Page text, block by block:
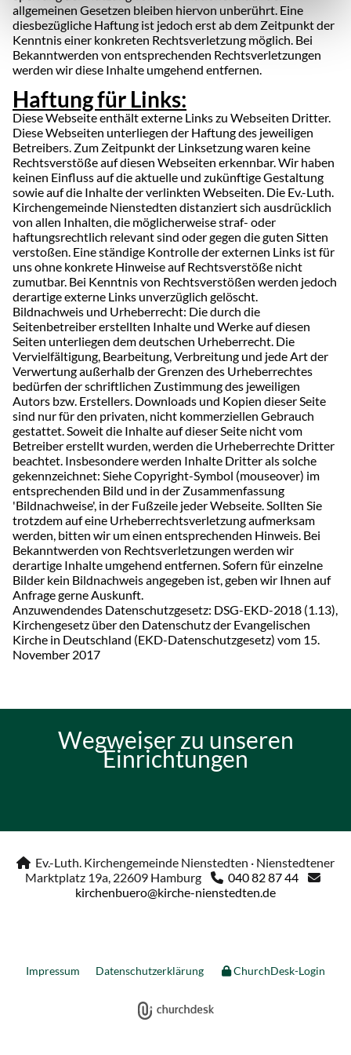
allgemeinen Gesetzen bleiben hiervon unberührt. Eine
diesbezügliche Haftung ist jedoch erst ab dem Zeitpunkt der
Kenntnis einer konkreten Rechtsverletzung möglich. Bei
Bekanntwerden von entsprechenden Rechtsverletzungen
werden wir diese Inhalte umgehend entfernen.
Haftung für Links:
Diese Webseite enthält externe Links zu Webseiten Dritter.
Diese Webseiten unterliegen der Haftung des jeweiligen
Betreibers. Zum Zeitpunkt der Linksetzung waren keine
Rechtsverstöße auf diesen Webseiten erkennbar. Wir haben
keinen Einfluss auf die aktuelle und zukünftige Gestaltung
sowie auf die Inhalte der verlinkten Webseiten. Die Ev.-Luth.
Kirchengemeinde Nienstedten distanziert sich ausdrücklich
von allen Inhalten, die möglicherweise straf- oder
haftungsrechtlich relevant sind oder gegen die guten Sitten
verstoßen. Eine ständige Kontrolle der externen Links ist für
uns ohne konkrete Hinweise auf Rechtsverstöße nicht
zumutbar. Bei Kenntnis von Rechtsverstößen werden jedoch
derartige externe Links unverzüglich gelöscht.
Bildnachweis und Urheberrecht: Die durch die
Seitenbetreiber erstellten Inhalte und Werke auf diesen
Seiten unterliegen dem deutschen Urheberrecht. Die
Vervielfältigung, Bearbeitung, Verbreitung und jede Art der
Verwertung außerhalb der Grenzen des Urheberrechtes
bedürfen der schriftlichen Zustimmung des jeweiligen
Autors bzw. Erstellers. Downloads und Kopien dieser Seite
sind nur für den privaten, nicht kommerziellen Gebrauch
gestattet. Soweit die Inhalte auf dieser Seite nicht vom
Betreiber erstellt wurden, werden die Urheberrechte Dritter
beachtet. Insbesondere werden Inhalte Dritter als solche
gekennzeichnet: Siehe Copyright-Symbol (mouseover) im
entsprechenden Bild und in der Zusammenfassung
'Bildnachweise', in der Fußzeile jeder Webseite. Sollten Sie
trotzdem auf eine Urheberrechtsverletzung aufmerksam
werden, bitten wir um einen entsprechenden Hinweis. Bei
Bekanntwerden von Rechtsverletzungen werden wir
derartige Inhalte umgehend entfernen. Sofern für einzelne
Bilder kein Bildnachweis angegeben ist, geben wir Ihnen auf
Anfrage gerne Auskunft.
Anzuwendendes Datenschutzgesetz: DSG-EKD-2018 (1.13),
Kirchengesetz über den Datenschutz der Evangelischen
Kirche in Deutschland (EKD-Datenschutzgesetz) vom 15.
November 2017
Wegweiser zu unseren
Einrichtungen
 Ev.-Luth. Kirchengemeinde Nienstedten · Nienstedtener
Marktplatz 19a, 22609 Hamburg
 040 82 87 44 
kirchenbuero@kirche-nienstedten.de
Impressum Datenschutzerklärung ChurchDesk-Login